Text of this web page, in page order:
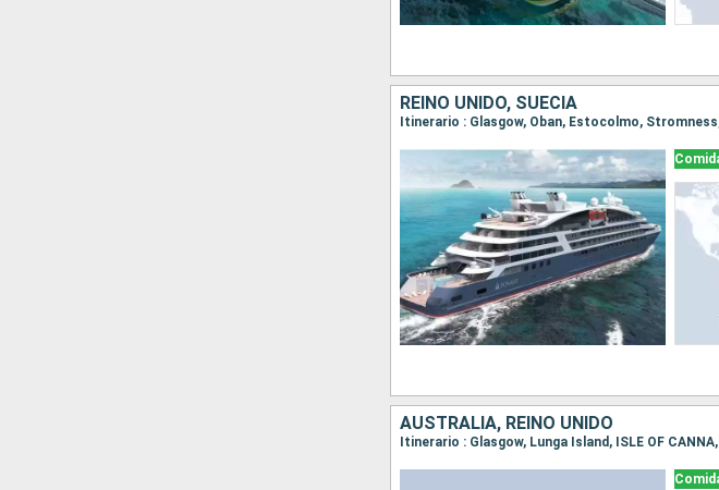
REINO UNIDO, SUECIA
Itinerario : Glasgow, Oban, Estocolmo,
AUSTRALIA, REINO UNIDO